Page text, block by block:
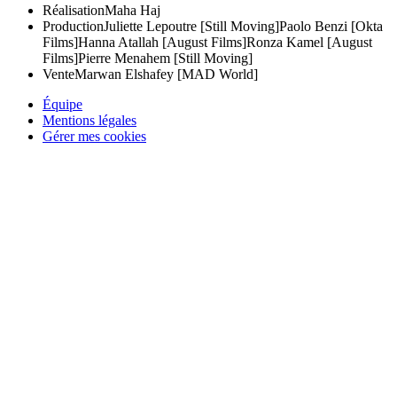
RéalisationMaha Haj
ProductionJuliette Lepoutre [Still Moving]Paolo Benzi [Okta
Films]Hanna Atallah [August Films]Ronza Kamel [August
Films]Pierre Menahem [Still Moving]
VenteMarwan Elshafey [MAD World]
Équipe
Mentions légales
Gérer mes cookies